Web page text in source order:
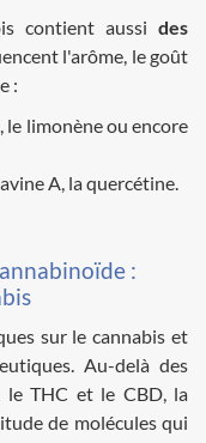
contient aussi des
l'arôme, le goût
:
le limonène ou encore
A, la quercétine.
:
sur le cannabis et
Au-delà des
le THC et le CBD, la
de molécules qui